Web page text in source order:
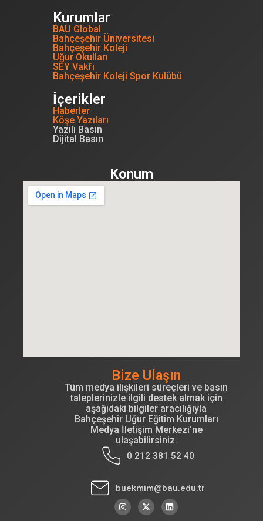
Kurumlar
BAU Global
Bahçeşehir Üniversitesi
Bahçeşehir Koleji
Uğur Okulları
SEY Vakfı
Bahçeşehir Koleji Spor Kulübü
İçerikler
Haberler
Köşe Yazıları
Yazılı Basın
Dijital Basın
Konum
Bize Ulaşın
Tüm medya ilişkileri süreçleri ve basın
taleplerinizle ilgili destek almak için
aşağıdaki bilgiler aracılığıyla
Bahçeşehir Uğur Eğitim Kurumları
Medya İletişim Merkezi'ne
ulaşabilirsiniz.
0 212 381 52 40
buekmim@bau.edu.tr